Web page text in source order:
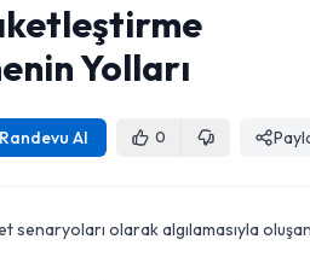
Yolları
Randevu Al 0
senaryoları olarak algılamasıyla oluşan